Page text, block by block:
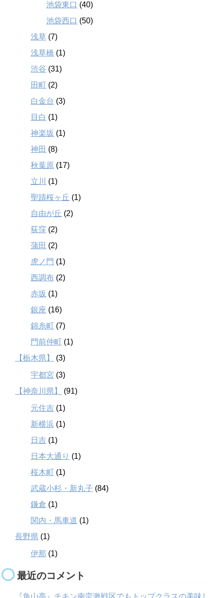
池袋東口 (40)
池袋西口 (50)
浅草 (7)
浅草橋 (1)
渋谷 (31)
田町 (2)
白金台 (3)
目白 (1)
神楽坂 (1)
神田 (8)
秋葉原 (17)
立川
(1)
聖蹟桜ヶ丘 (1)
自由が丘 (2)
荻窪 (2)
蒲田 (2)
虎ノ門 (1)
西調布 (2)
赤坂 (1)
銀座 (16)
錦糸町 (7)
門前仲町 (1)
【栃木県】
(3)
宇都宮 (3)
【神奈川県】
(91)
元住吉 (1)
新横浜 (1)
日吉 (1)
日本大通り (1)
桜木町 (1)
武蔵小杉・新丸子 (84)
鎌倉 (1)
関内・馬車道 (1)
長野県 (1)
伊那 (1)
最近のコメント